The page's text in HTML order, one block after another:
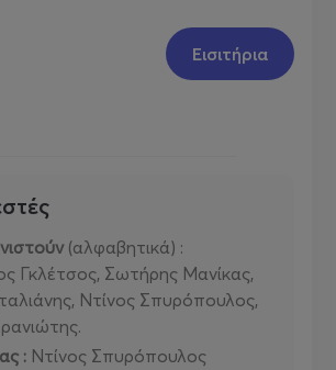
Εισιτήρια
(αλφαβητικά) :
Γκλέτσος, Σωτήρης Μανίκας,
Ντίνος Σπυρόπουλος,
: Ντίνος Σπυρόπουλος